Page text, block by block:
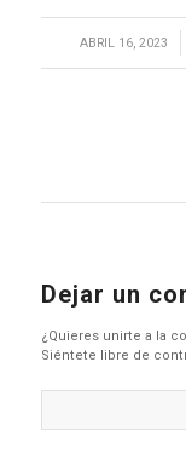
ABRIL 16, 2023
/
Dejar un
¿Quieres unirte a la
Siéntete libre de